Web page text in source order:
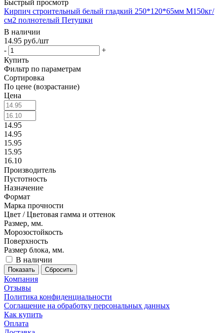
Быстрый просмотр
Кирпич строительный белый гладкий 250*120*65мм М150кг/
см2 полнотелый Петушки
В наличии
14.95 руб./шт
-
+
Купить
Фильтр по параметрам
Сортировка
По цене (возрастание)
Цена
14.95
14.95
15.95
15.95
16.10
Производитель
Пустотность
Назначение
Формат
Марка прочности
Цвет / Цветовая гамма и оттенок
Размер, мм.
Морозостойкость
Поверхность
Размер блока, мм.
В наличии
Сбросить
Компания
Отзывы
Политика конфиденциальности
Соглашение на обработку персональных данных
Как купить
Оплата